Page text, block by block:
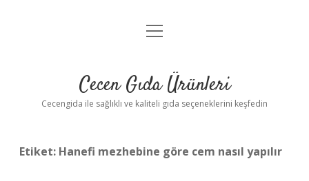
Anasayfa
Yasal Uyarı
menüyü
Cecen Gıda Ürünleri
Cecengida ile sağlıklı ve kaliteli gıda seçeneklerini keşfedin
Etiket: Hanefi mezhebine göre cem nasıl yapılır